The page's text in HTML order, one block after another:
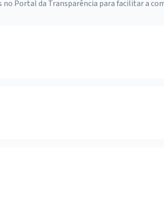
Portal da Transparência para facilitar a